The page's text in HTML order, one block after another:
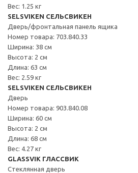
Вес: 1.25 кг
SELSVIKEN СЕЛЬСВИКЕН
Дверь/фронтальная панель ящика
Номер товара: 703.840.33
Ширина: 38 см
Высота: 2 см
Длина: 63 см
Вес: 2.59 кг
SELSVIKEN СЕЛЬСВИКЕН
Дверь
Номер товара: 903.840.08
Ширина: 60 см
Высота: 2 см
Длина: 68 см
Вес: 4.27 кг
GLASSVIK ГЛАССВИК
Стеклянная дверь